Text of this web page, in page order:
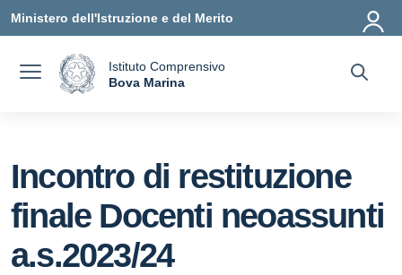
Ministero dell'Istruzione e del Merito
Istituto Comprensivo
Bova Marina
Incontro di restituzione
finale Docenti neoassunti
a.s.2023/24